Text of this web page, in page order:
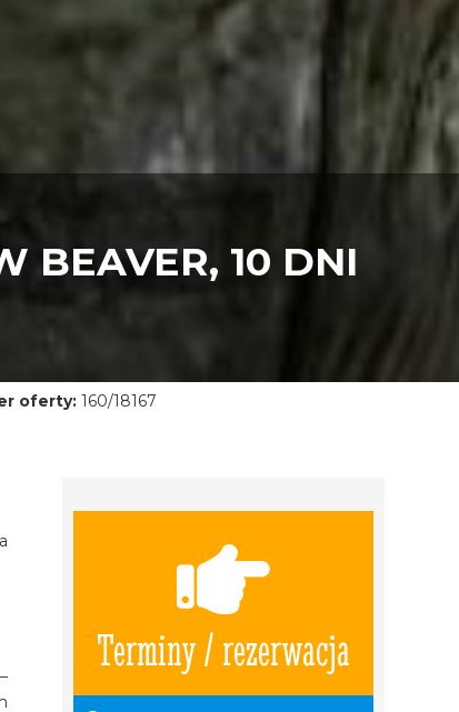
BEAVER, 10 DNI
oferty:160/18167
Terminy / rezerwacja